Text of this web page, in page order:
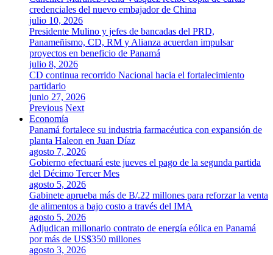
credenciales del nuevo embajador de China
julio 10, 2026
Presidente Mulino y jefes de bancadas del PRD,
Panameñismo, CD, RM y Alianza acuerdan impulsar
proyectos en beneficio de Panamá
julio 8, 2026
CD continua recorrido Nacional hacia el fortalecimiento
partidario
junio 27, 2026
Previous Next
Economía
Panamá fortalece su industria farmacéutica con expansión de
planta Haleon en Juan Díaz
agosto 7, 2026
Gobierno efectuará este jueves el pago de la segunda partida
del Décimo Tercer Mes
agosto 5, 2026
Gabinete aprueba más de B/.22 millones para reforzar la venta
de alimentos a bajo costo a través del IMA
agosto 5, 2026
Adjudican millonario contrato de energía eólica en Panamá
por más de US$350 millones
agosto 3, 2026